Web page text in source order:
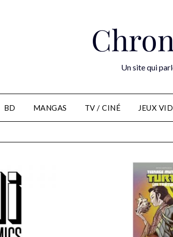
Un site qui
BD MANGAS TV / CINÉ JEUX